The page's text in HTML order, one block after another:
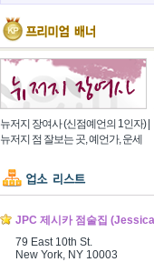
뉴저지 장여사 (신점예언의 1인자) |
뉴저지 점 잘보는 곳, 예언가, 운세
JPC 제시카 점술집
79 East 10th St.
New York, NY 10003